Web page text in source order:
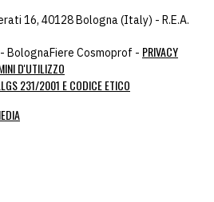
16, 40128 Bologna (Italy) - R.E.A.
Cosmoprof - PRIVACY
D'UTILIZZO
231/2001 E CODICE ETICO